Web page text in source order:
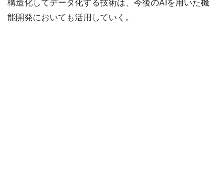
構造化してデータ化する技術は、今後のAIを用いた機
能開発においても活用していく。